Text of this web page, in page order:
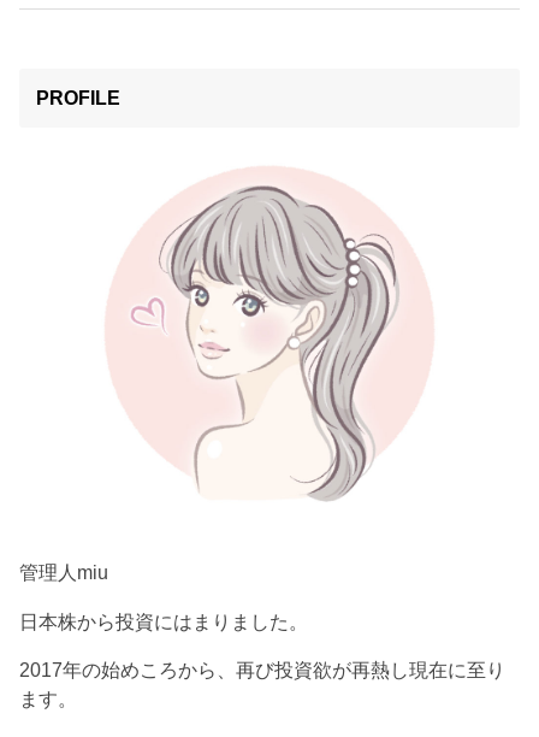
PROFILE
管理人miu
日本株から投資にはまりました。
2017年の始めころから、再び投資欲が再熱し現在に至り
ます。